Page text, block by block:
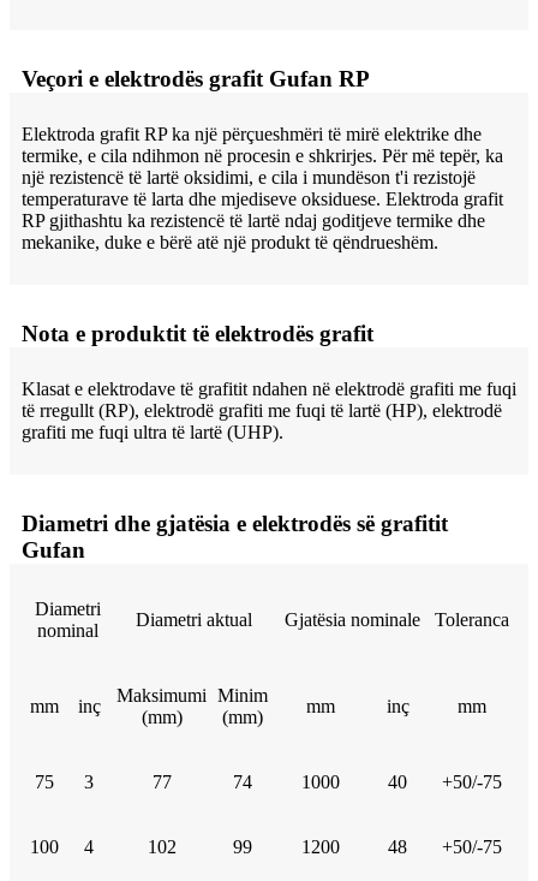
Veçori e elektrodës grafit Gufan RP
Elektroda grafit RP ka një përçueshmëri të mirë elektrike dhe
termike, e cila ndihmon në procesin e shkrirjes. Për më tepër, ka
një rezistencë të lartë oksidimi, e cila i mundëson t'i rezistojë
temperaturave të larta dhe mjediseve oksiduese. Elektroda grafit
RP gjithashtu ka rezistencë të lartë ndaj goditjeve termike dhe
mekanike, duke e bërë atë një produkt të qëndrueshëm.
Nota e produktit të elektrodës grafit
Klasat e elektrodave të grafitit ndahen në elektrodë grafiti me fuqi
të rregullt (RP), elektrodë grafiti me fuqi të lartë (HP), elektrodë
grafiti me fuqi ultra të lartë (UHP).
Diametri dhe gjatësia e elektrodës së grafitit
Gufan
Diametri
nominal
Diametri aktual Gjatësia nominale Toleranca
mm inç
Maksimumi
(mm)
Minim
(mm)
mm inç mm
75 3 77 74 1000 40 +50/-75
100 4 102 99 1200 48 +50/-75